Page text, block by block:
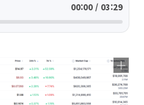
00:00 / 03:29